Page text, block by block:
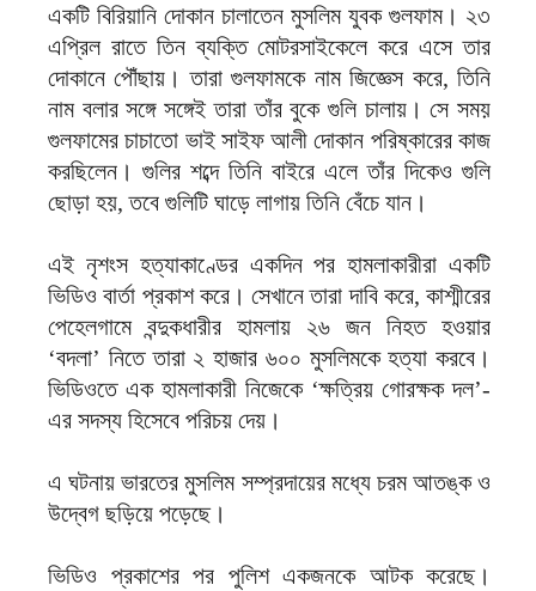
একটি বিরিয়ানি দোকান চালাতেন মুসলিম যুবক গুলফাম। ২৩
এপ্রিল রাতে তিন ব্যক্তি মোটরসাইকেলে করে এসে তার
দোকানে পৌঁছায়। তারা গুলফামকে নাম জিজ্ঞেস করে, তিনি
নাম বলার সঙ্গে সঙ্গেই তারা তাঁর বুকে গুলি চালায়। সে সময়
গুলফামের চাচাতো ভাই সাইফ আলী দোকান পরিষ্কারের কাজ
করছিলেন। গুলির শব্দে তিনি বাইরে এলে তাঁর দিকেও গুলি
ছোড়া হয়, তবে গুলিটি ঘাড়ে লাগায় তিনি বেঁচে যান।
এই নৃশংস হত্যাকাণ্ডের একদিন পর হামলাকারীরা একটি
ভিডিও বার্তা প্রকাশ করে। সেখানে তারা দাবি করে, কাশ্মীরের
পেহেলগামে বন্দুকধারীর হামলায় ২৬ জন নিহত হওয়ার
‘বদলা’ নিতে তারা ২ হাজার ৬০০ মুসলিমকে হত্যা করবে।
ভিডিওতে এক হামলাকারী নিজেকে ‘ক্ষত্রিয় গোরক্ষক দল’-
এর সদস্য হিসেবে পরিচয় দেয়।
এ ঘটনায় ভারতের মুসলিম সম্প্রদায়ের মধ্যে চরম আতঙ্ক ও
উদ্বেগ ছড়িয়ে পড়েছে।
ভিডিও প্রকাশের পর পুলিশ একজনকে আটক করেছে।